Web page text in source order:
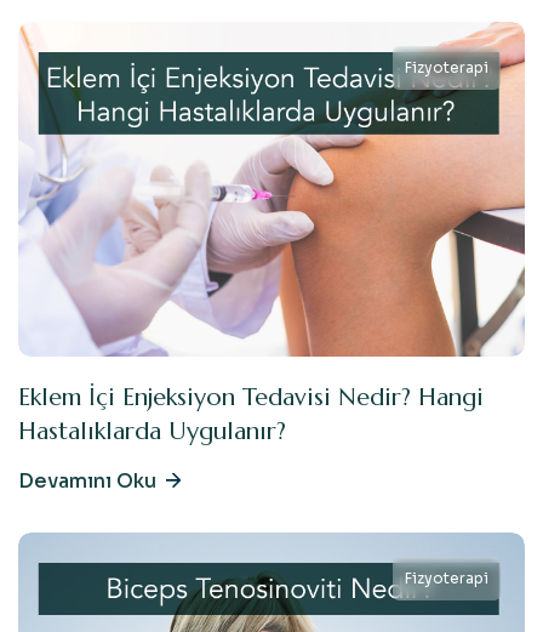
Fizyoterapi
Eklem İçi Enjeksiyon Tedavisi Nedir? Hangi
Hastalıklarda Uygulanır?
Devamını Oku
Fizyoterapi